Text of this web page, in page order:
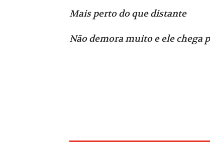
Mais perto do que distante
Não demora muito e ele chega